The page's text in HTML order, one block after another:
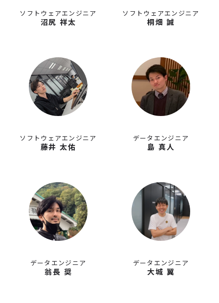
ソフトウェアエンジニア
沼尻 祥太
ソフトウェアエンジニア
桐畑 誠
ソフトウェアエンジニア
藤井 太佑
データエンジニア
島 真人
データエンジニア
翁長 奨
データエンジニア
大城 翼